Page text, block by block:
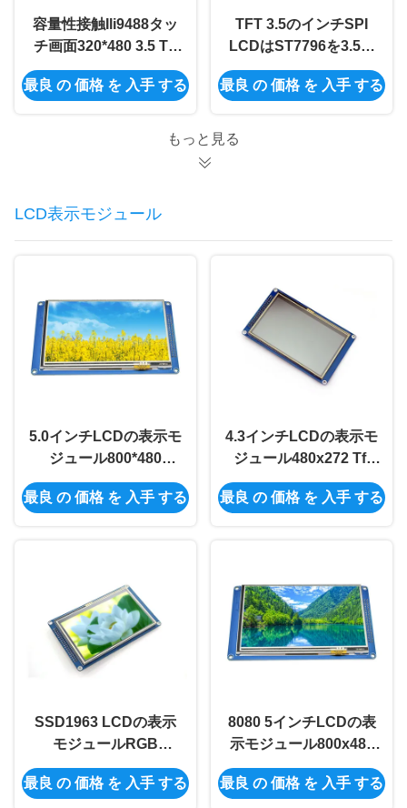
容量性接触Ili9488タッ
チ画面320*480 3.5 Tft
LCDの表示SPI
最良 の 価格 を 入手 する
TFT 3.5のインチSPI
LCDはST7796を3.5イ
ンチのTft Lcdのタッチ
画面の容量性接触表示
最良 の 価格 を 入手 する
もっと見る
LCD表示モジュール
5.0インチLCDの表示モ
ジュール800*480
SSD1963 8080 LCD
TFTモジュール
最良 の 価格 を 入手 する
4.3インチLCDの表示モ
ジュール480x272 Tft
LCDの表示SSD1963色
LCDの表示モジュール
最良 の 価格 を 入手 する
SSD1963 LCDの表示
モジュールRGB
480x272接触の4.3イン
チのTft Lcdモジュール
最良 の 価格 を 入手 する
8080 5インチLCDの表
示モジュール800x480
SSD1963 TFTの表示モ
ジュールのスマートな
最良 の 価格 を 入手 する